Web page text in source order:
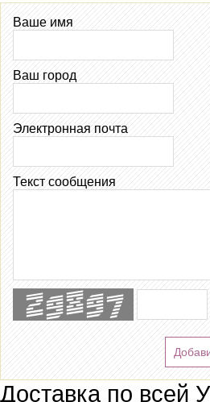
Ваше имя
Ваш город
Электронная почта
Текст сообщения
Доставка по всей